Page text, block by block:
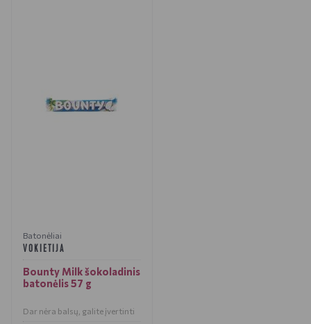
Batonėliai
VOKIETIJA
Bounty Milk šokoladinis
batonėlis 57 g
Dar nėra balsų, galite įvertinti